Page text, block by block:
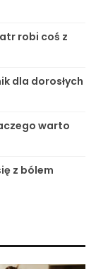
robi coś z
dla dorosłych
warto
z bólem